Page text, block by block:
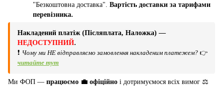
"Безкоштовна доставка". Вартість доставки за тарифами
перевізника.
Накладений платіж (Післяплата, Наложка) —
НЕДОСТУПНИЙ.
❗ Чому ми НЕ відправляємо замовлення накладеним платежем? 👉
читайте тут
Ми ФОП — працюємо 💼 офіційно і дотримуємося всіх вимог ⚖️